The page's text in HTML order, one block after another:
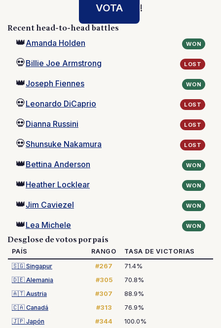
VOTA
!
Recent head-to-head battles
👑Amanda Holden WON
💀Billie Joe Armstrong LOST
👑Joseph Fiennes WON
💀Leonardo DiCaprio LOST
💀Dianna Russini LOST
💀Shunsuke Nakamura LOST
👑Bettina Anderson WON
👑Heather Locklear WON
👑Jim Caviezel WON
👑Lea Michele WON
Desglose de votos por país
PAÍS RANGO
TASA DE VICTORIAS
🇸🇬 Singapur #267
71.4%
🇩🇪 Alemania #305
70.8%
🇦🇹 Austria #307
88.9%
🇨🇦 Canadá #313
76.9%
🇯🇵 Japón #344
100.0%